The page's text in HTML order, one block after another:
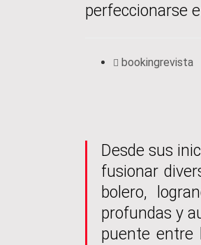
perfeccionarse
bookingrevista
Desde sus
fusionar
bolero,
profundas y
puente entre